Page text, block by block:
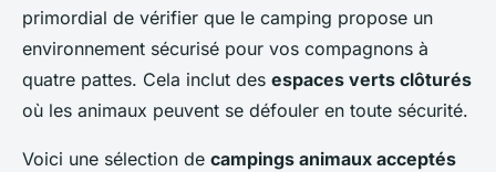
primordial de vérifier que le camping propose un
environnement sécurisé pour vos compagnons à
quatre pattes. Cela inclut des espaces verts clôturés
où les animaux peuvent se défouler en toute sécurité.
Voici une sélection de campings animaux acceptés